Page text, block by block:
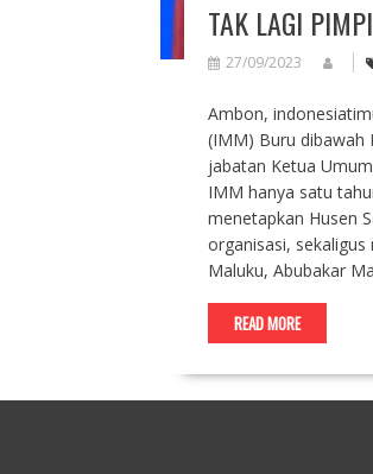
TAK LAGI
27/09/2023
Ambon,
(IMM) Buru dibawah
jabatan Ketua
IMM hanya satu
menetapkan Husen
organisasi,
Maluku, Abubakar
READ MORE